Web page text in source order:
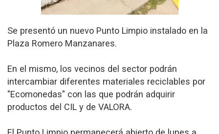
Se presentó un nuevo Punto Limpio instalado en la
Plaza Romero Manzanares.
En el mismo, los vecinos del sector podrán
intercambiar diferentes materiales reciclables por
"Ecomonedas" con las que podrán adquirir
productos del CIL y de VALORA.